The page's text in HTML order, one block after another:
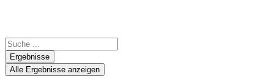
Ergebnisse
Alle Ergebnisse anzeigen